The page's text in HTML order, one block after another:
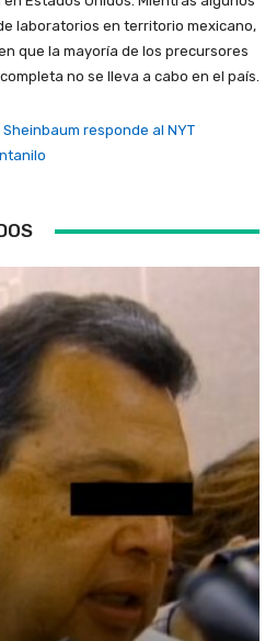
laboratorios en territorio mexicano,
que la mayoría de los precursores
no se lleva a cabo en el país.
Sheinbaum responde al NYT